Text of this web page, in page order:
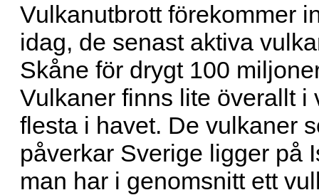
Vulkanutbrott förekommer
idag, de senast aktiva
Skåne för drygt 100
Vulkaner finns lite överallt i
flesta i havet. De vulkaner
påverkar Sverige ligger på
man har i genomsnitt ett